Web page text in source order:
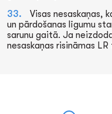
Visas nesaskaņas,
un pārdošanas līgumu
sarunu gaitā. Ja
nesaskaņas risināmas